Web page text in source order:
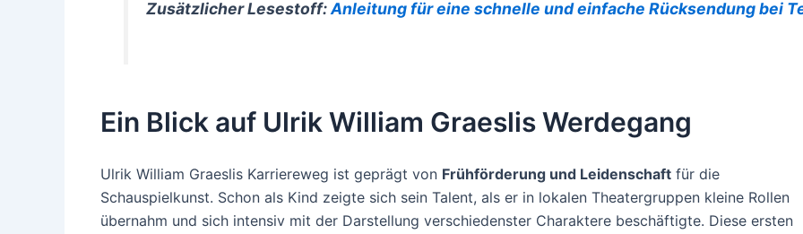
Zusätzlicher Lesestoff:Anleitung für eine schnelle und einfache Rücksendung bei
Ein Blick auf Ulrik William Graeslis Werdegang
Ulrik William Graeslis Karriereweg ist geprägt von Frühförderung und Leidenschaft für die
Schauspielkunst. Schon als Kind zeigte sich sein Talent, als er in lokalen Theatergruppen kleine Rollen
übernahm und sich intensiv mit der Darstellung verschiedenster Charaktere beschäftigte. Diese ersten